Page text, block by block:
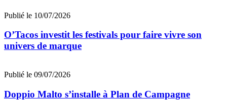
Publié le 10/07/2026
O’Tacos investit les festivals pour faire vivre son
univers de marque
Publié le 09/07/2026
Doppio Malto s’installe à Plan de Campagne